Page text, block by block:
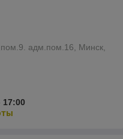
адм.пом.16, Минск,
17:00